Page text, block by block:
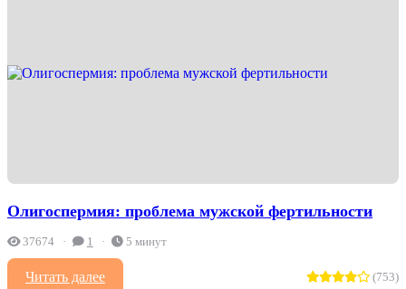
Олигоспермия: проблема мужской фертильности
37674 1 5 минут
Читать далее (753)